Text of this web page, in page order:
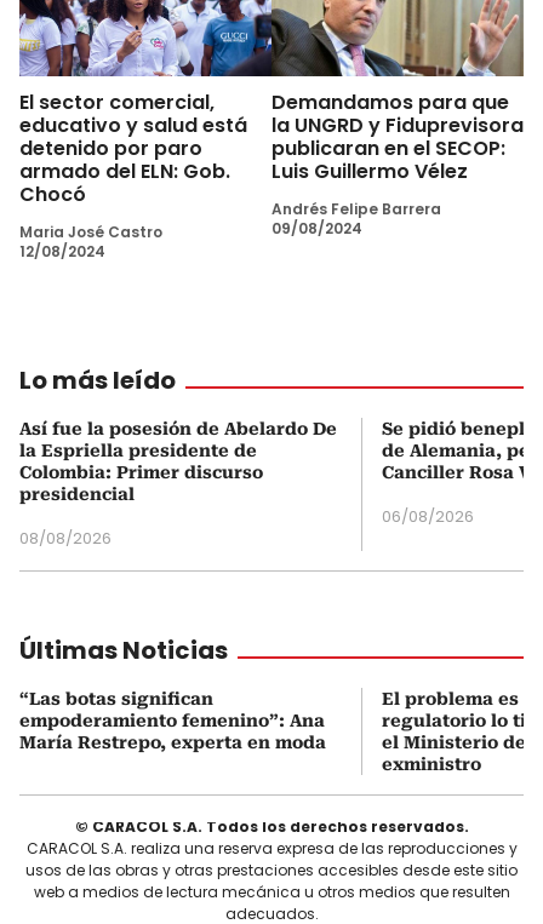
El sector comercial,
educativo y salud está
detenido por paro
armado del ELN: Gob.
Chocó
Maria José Castro
12/08/2024
Demandamos para que
la UNGRD y Fiduprevisora
publicaran en el SECOP:
Luis Guillermo Vélez
Andrés Felipe Barrera
09/08/2024
Lo más leído
Así fue la posesión de Abelardo De
la Espriella presidente de
Colombia: Primer discurso
presidencial
08/08/2026
Se pidió
de Alemania,
Canciller Rosa
06/08/2026
Últimas Noticias
“Las botas significan
empoderamiento femenino”: Ana
María Restrepo, experta en moda
El problema es
regulatorio lo
el Ministerio de
exministro
© CARACOL S.A. Todos los derechos reservados.
CARACOL S.A. realiza una reserva expresa de las reproducciones y
usos de las obras y otras prestaciones accesibles desde este sitio
web a medios de lectura mecánica u otros medios que resulten
adecuados.